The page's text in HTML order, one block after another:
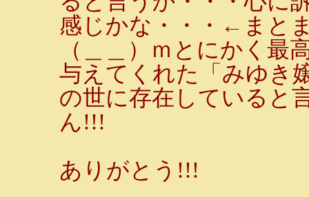
感じかな・・・←まと
（＿＿）ｍとにかく最
与えてくれた「みゆき
の世に存在していると
ん!!!
ありがとう!!!